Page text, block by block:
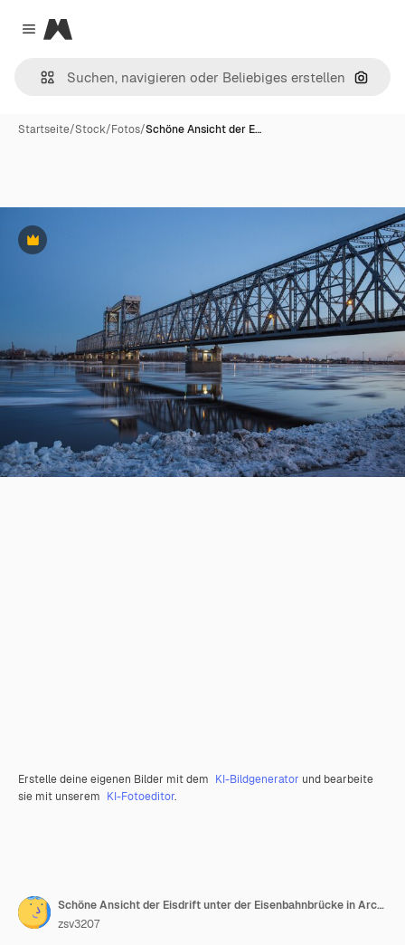
Close menu
Magnific
Nach
Startseite/Stock/Fotos/Schöne Ansicht der E…
Premium
Erstelle deine eigenen Bilder mit dem KI-Bildgenerator und bearbeite
sie mit unserem KI-Fotoeditor.
Schöne Ansicht der Eisdrift unter der Eisenbahnbrücke in Archangelsk, Russland. Schöne Eisbewegung auf Nord-Dwina-Fluss, Abendlandschaft.
zsv3207